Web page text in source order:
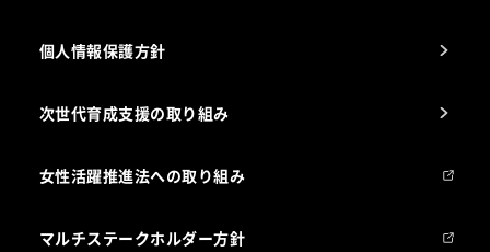
個人情報保護方針
次世代育成支援の取り組み
女性活躍推進法への取り組み
マルチステークホルダー方針